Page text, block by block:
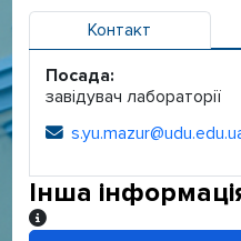
Контакт
Посада:
завідувач лабораторії
Електронна адреса:
Інша
Інша інформація